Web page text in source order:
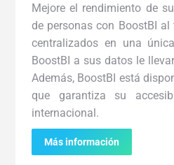
Mejore el rendimiento de
de personas con BoostBI
centralizados en una
BoostBI a sus datos le
Además, BoostBI está
que garantiza su
internacional.
Más información